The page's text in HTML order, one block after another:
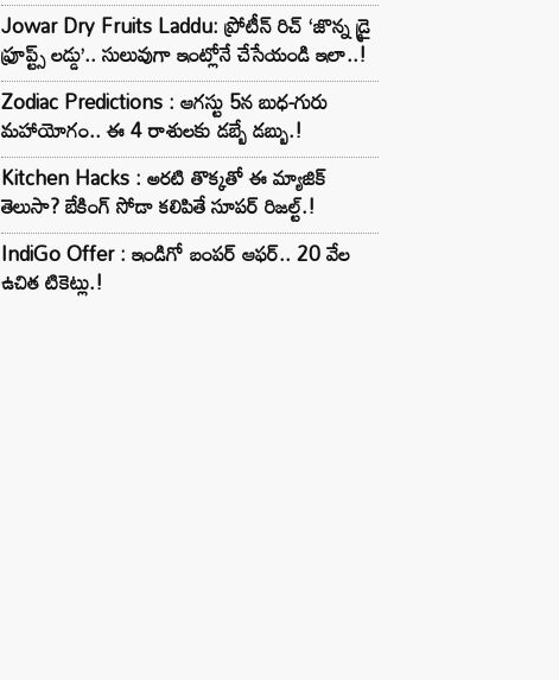
Jowar Dry Fruits Laddu: ప్రోటీన్ రిచ్ ‘జొన్న డ్రై
ఫ్రూప్ట్స్ లడ్డు’.. సులువుగా ఇంట్లోనే చేసేయండి ఇలా..!
Zodiac Predictions : ఆగస్టు 5న బుధ-గురు
మహాయోగం.. ఈ 4 రాశులకు డబ్బే డబ్బు.!
Kitchen Hacks : అరటి తొక్కతో ఈ మ్యాజిక్
తెలుసా? బేకింగ్ సోడా కలిపితే సూపర్ రిజల్ట్.!
IndiGo Offer : ఇండిగో బంపర్ ఆఫర్.. 20 వేల
ఉచిత టికెట్లు.!